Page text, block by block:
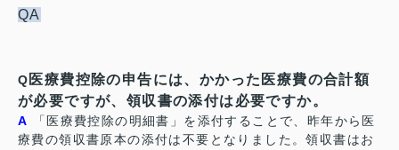
QA
Q 医療費控除の申告には、かかった医療費の合計額
が必要ですが、領収書の添付は必要ですか。
A 「医療費控除の明細書」を添付することで、昨年から医
療費の領収書原本の添付は不要となりました。領収書はお